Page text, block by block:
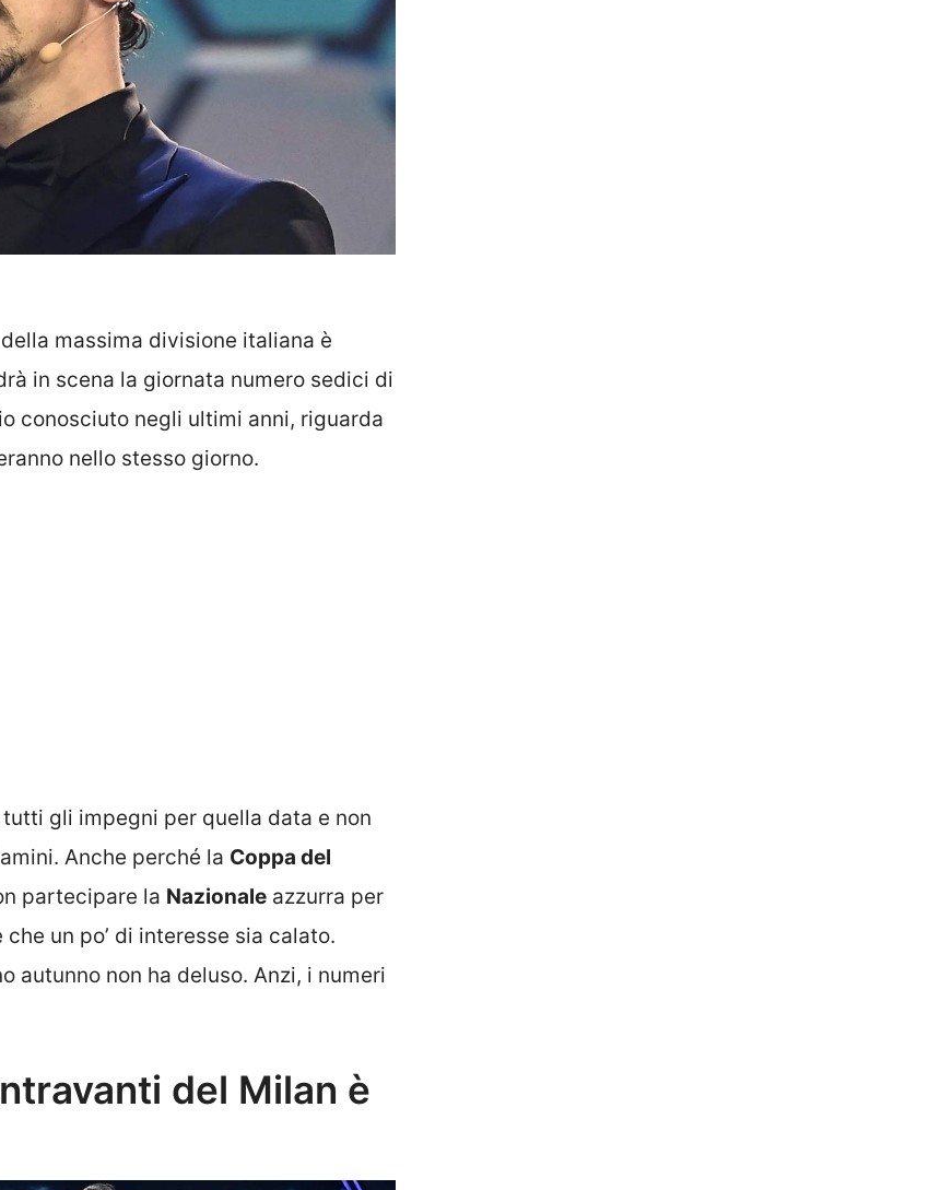
massima divisione italiana è
in scena la giornata numero sedici di
conosciuto negli ultimi anni, riguarda
nello stesso giorno.
gli impegni per quella data e non
Anche perché la Coppa del
partecipare la Nazionale azzurra per
un po’ di interesse sia calato.
autunno non ha deluso. Anzi, i numeri
del Milan è